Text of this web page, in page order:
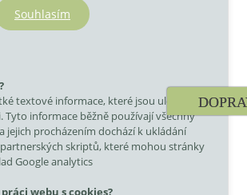
Souhlasím
textové informace, které jsou uloženy ve
Tyto informace běžně používají všechny
jejich procházením dochází k ukládání
skriptů, které mohou stránky
Google analytics
webu s cookies?